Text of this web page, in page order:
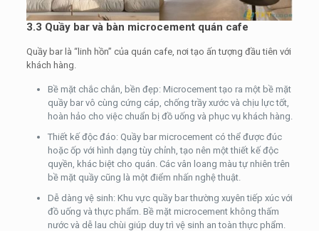
3.3 Quầy bar và bàn microcement quán cafe
Quầy bar là “linh hồn” của quán cafe, nơi tạo ấn tượng đầu tiên với
khách hàng.
Bề mặt chắc chắn, bền đẹp: Microcement tạo ra một bề mặt
quầy bar vô cùng cứng cáp, chống trầy xước và chịu lực tốt,
hoàn hảo cho việc chuẩn bị đồ uống và phục vụ khách hàng.
Thiết kế độc đáo: Quầy bar microcement có thể được đúc
hoặc ốp với hình dạng tùy chỉnh, tạo nên một thiết kế độc
quyền, khác biệt cho quán. Các vân loang màu tự nhiên trên
bề mặt quầy cũng là một điểm nhấn nghệ thuật.
Dễ dàng vệ sinh: Khu vực quầy bar thường xuyên tiếp xúc với
đồ uống và thực phẩm. Bề mặt microcement không thấm
nước và dễ lau chùi giúp duy trì vệ sinh an toàn thực phẩm.